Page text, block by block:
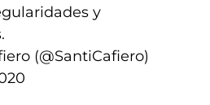
y
(@SantiCafiero)